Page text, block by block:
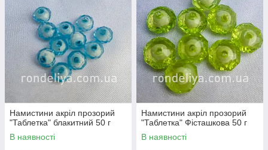
Намистини акріл прозорий
"Таблетка" блакитний 50 г
В наявності
Намистини акріл прозорий
"Таблетка" Фісташкова 50 г
В наявності